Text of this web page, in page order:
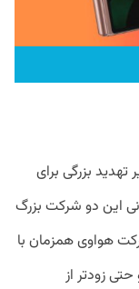
بزرگی برای
این دو شرکت بزرگ
هواوی همزمان با
زودتر از